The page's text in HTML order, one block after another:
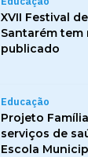
XVII Festival
Santarém
publicado
Educação
Projeto
serviços de
Escola